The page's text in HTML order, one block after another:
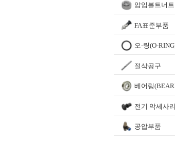
압입볼트너트
FA표준부품
오-링(O-
절삭공구
베어링
전기 악세사리
공압부품